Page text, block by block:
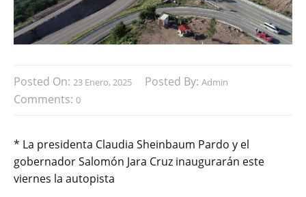
Posted On: 23 Enero, 2025 Posted By: Admin
Comments: 0
* La presidenta Claudia Sheinbaum Pardo y el
gobernador Salomón Jara Cruz inaugurarán este
viernes la autopista